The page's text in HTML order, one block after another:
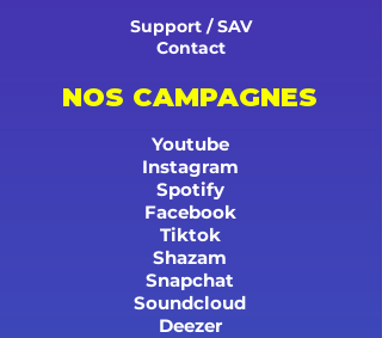
Support / SAV
Contact
NOS CAMPAGNES
Youtube
Instagram
Spotify
Facebook
Tiktok
Shazam
Snapchat
Soundcloud
Deezer